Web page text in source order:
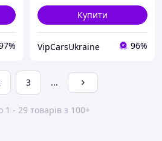
Купити
VipCarsUkraine 96%
3 ...
1 - 29 товарів з 100+